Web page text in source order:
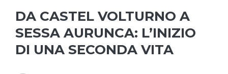
DA CASTEL VOLTURNO A
SESSA AURUNCA: L’INIZIO
DI UNA SECONDA VITA